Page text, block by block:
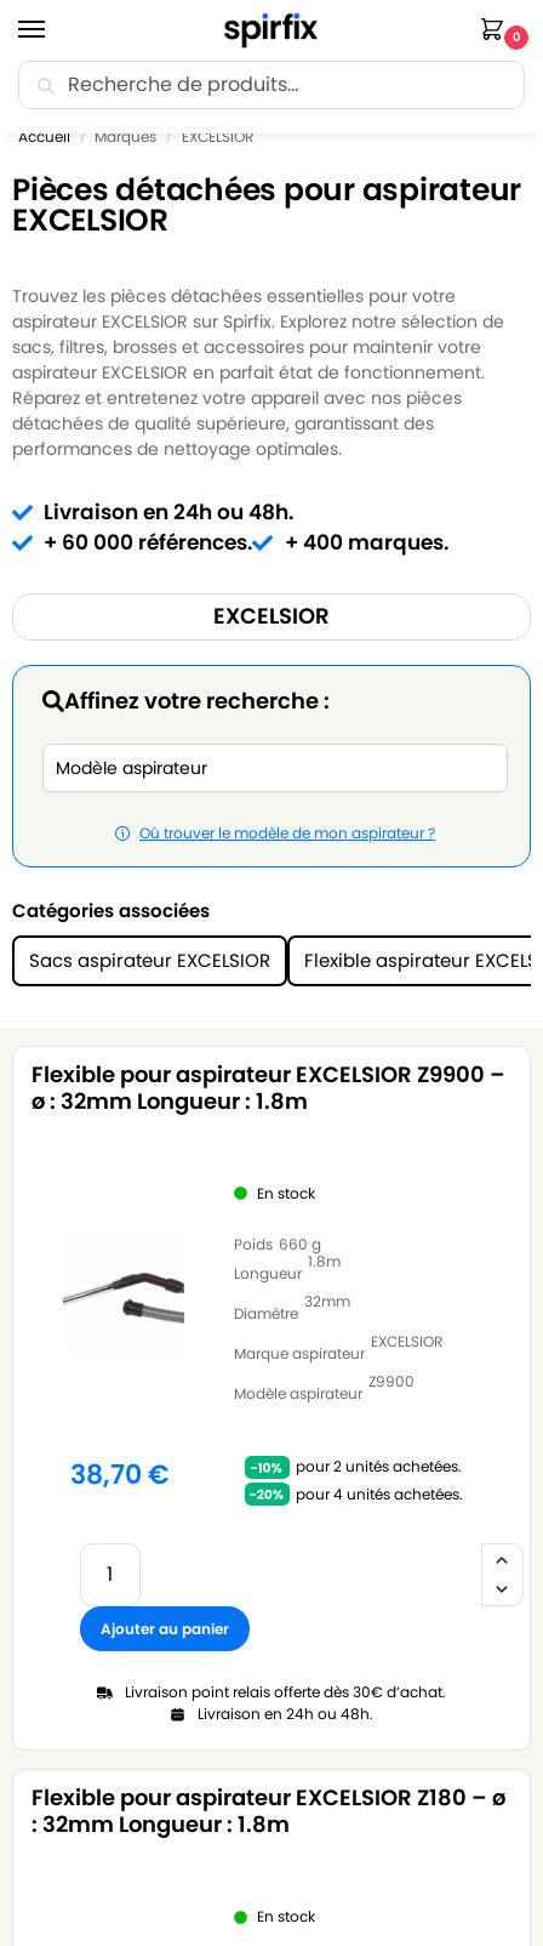
0
🚚 Livraison Point Relais offerte dès 30€ d’achat.
Accueil / Marques / EXCELSIOR
Pièces détachées pour aspirateur
EXCELSIOR
Trouvez les pièces détachées essentielles pour votre
aspirateur EXCELSIOR sur Spirfix. Explorez notre sélection de
sacs, filtres, brosses et accessoires pour maintenir votre
aspirateur EXCELSIOR en parfait état de fonctionnement.
Réparez et entretenez votre appareil avec nos pièces
détachées de qualité supérieure, garantissant des
performances de nettoyage optimales.
Livraison en 24h ou 48h.
+ 60 000 références.
+ 400 marques.
EXCELSIOR
Affinez votre recherche :
Où trouver le modèle de mon aspirateur ?
Catégories associées
Sacs aspirateur EXCELSIOR
Flexible aspirateur
Flexible pour aspirateur EXCELSIOR Z9900 –
ø : 32mm Longueur : 1.8m
En stock
Poids 660 g
Longueur
1.8m
Diamètre
32mm
Marque aspirateur
EXCELSIOR
Modèle aspirateur
Z9900
38,70€
pour 2 unités achetées.
pour 4 unités achetées.
Ajouter au panier
Livraison point relais offerte dès 30€ d’achat.
Livraison en 24h ou 48h.
Flexible pour aspirateur EXCELSIOR Z180 – ø
: 32mm Longueur : 1.8m
En stock